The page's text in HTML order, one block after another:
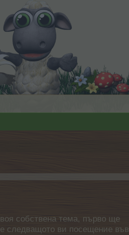
собствена тема, първо ще
следващото ви посещение във